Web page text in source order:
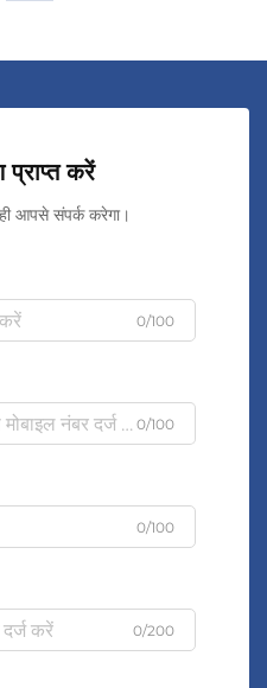
प्राप्त करें
ही आपसे संपर्क करेगा।
0/100
0/100
0/100
0/200